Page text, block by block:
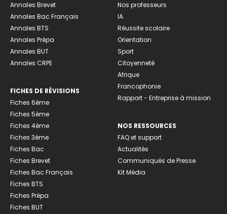
Annales Brevet
Annales Bac Français
Annales BTS
Annales Prépa
Annales BUT
Annales CRPE
FICHES DE RÉVISIONS
Fiches 6ème
Fiches 5ème
Fiches 4ème
Fiches 3ème
Fiches Bac
Fiches Brevet
Fiches Bac Français
Fiches BTS
Fiches Prépa
Fiches BUT
Nos professeurs
IA
Réussite scolaire
Orientation
Sport
Citoyenneté
Afrique
Francophonie
Rapport - Entreprise à mission
NOS RESSOURCES
FAQ et support
Actualités
Communiqués de Presse
Kit Média